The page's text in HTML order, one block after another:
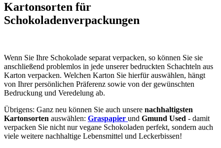
Kartonsorten für
Schokoladenverpackungen
Wenn Sie Ihre Schokolade separat verpacken, so können Sie sie
anschließend problemlos in jede unserer bedruckten Schachteln aus
Karton verpacken. Welchen Karton Sie hierfür auswählen, hängt
von Ihrer persönlichen Präferenz sowie von der gewünschten
Bedruckung und Veredelung ab.
Übrigens: Ganz neu können Sie auch unsere nachhaltigsten
Kartonsorten auswählen: Graspapier und Gmund Used - damit
verpacken Sie nicht nur vegane Schokoladen perfekt, sondern auch
viele weitere nachhaltige Lebensmittel und Leckerbissen!